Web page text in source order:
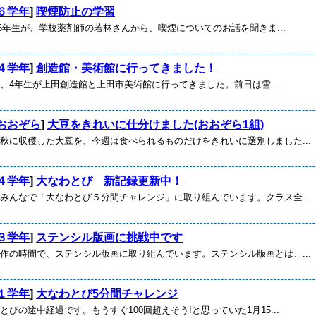
学年] 喫煙防止の学習
生が、学校薬剤師の若林さんから、喫煙についてのお話を聞きま...
学年] 創造館・美術館に行ってきました！
4年生が上田創造館と上田市美術館に行ってきました。前日は雪...
おぞら] 大豆をきれいに仕分けました(おおぞら1組)
に収穫した大豆を、今週は食べられるものだけをきれいに選別しました...
学年] 大なわとび 新記録更新中！
んなで「大なわとび５分間チャレンジ」に取り組んでいます。クラス全...
学年] ステンシル版画に挑戦中です
の時間で、ステンシル版画に取り組んでいます。ステンシル版画とは、...
学年] 大なわとび5分間チャレンジ
びの途中経過です。もうすぐ100回超えそう!と思っていた1月15...